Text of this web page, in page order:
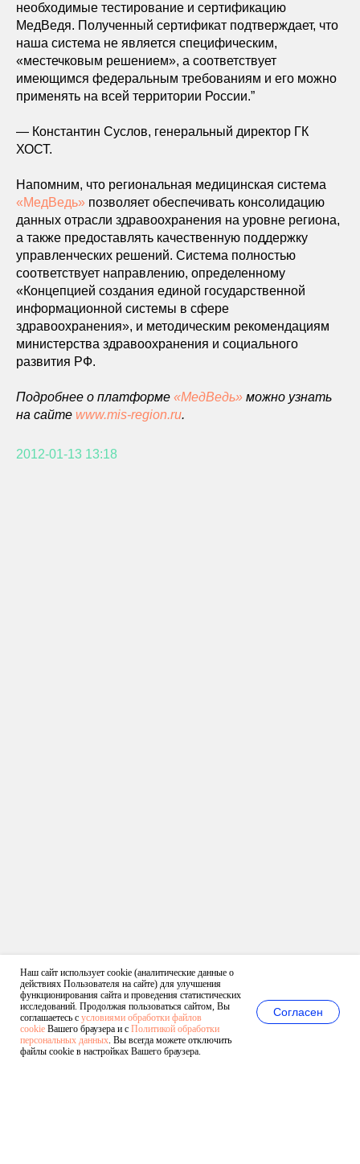
необходимые тестирование и сертификацию
МедВедя. Полученный сертификат подтверждает, что
наша система не является специфическим,
«местечковым решением», а соответствует
имеющимся федеральным требованиям и его можно
применять на всей территории России.”
— Константин Суслов, генеральный директор ГК
ХОСТ.
Напомним, что региональная медицинская система
«МедВедь» позволяет обеспечивать консолидацию
данных отрасли здравоохранения на уровне региона,
а также предоставлять качественную поддержку
управленческих решений. Система полностью
соответствует направлению, определенному
«Концепцией создания единой государственной
информационной системы в сфере
здравоохранения», и методическим рекомендациям
министерства здравоохранения и социального
развития РФ.
Подробнее о платформе «МедВедь» можно узнать
на сайте www.mis-region.ru.
2012-01-13 13:18
Наш сайт использует cookie (аналитические данные о
действиях Пользователя на сайте) для улучшения
функционирования сайта и проведения статистических
исследований. Продолжая пользоваться сайтом, Вы
соглашаетесь с условиями обработки файлов
cookie Вашего браузера и с Политикой обработки
персональных данных. Вы всегда можете отключить
файлы cookie в настройках Вашего браузера.
Согласен